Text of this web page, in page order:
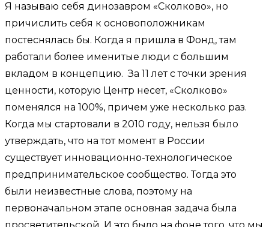
Я называю себя динозавром «Сколково», но
причислить себя к основоположникам
постеснялась бы. Когда я пришла в Фонд, там
работали более именитые люди с большим
вкладом в концепцию. За 11 лет с точки зрения
ценности, которую Центр несет, «Сколково»
поменялся на 100%, причем уже несколько раз.
Когда мы стартовали в 2010 году, нельзя было
утверждать, что на тот момент в России
существует инновационно-технологическое
предпринимательское сообщество. Тогда это
были неизвестные слова, поэтому на
первоначальном этапе основная задача была